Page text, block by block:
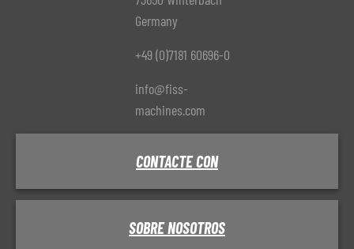
Germany
+49 (0)7181 60696-0
info@fiss-
machines.com
CONTACTE CON
SOBRE NOSOTROS